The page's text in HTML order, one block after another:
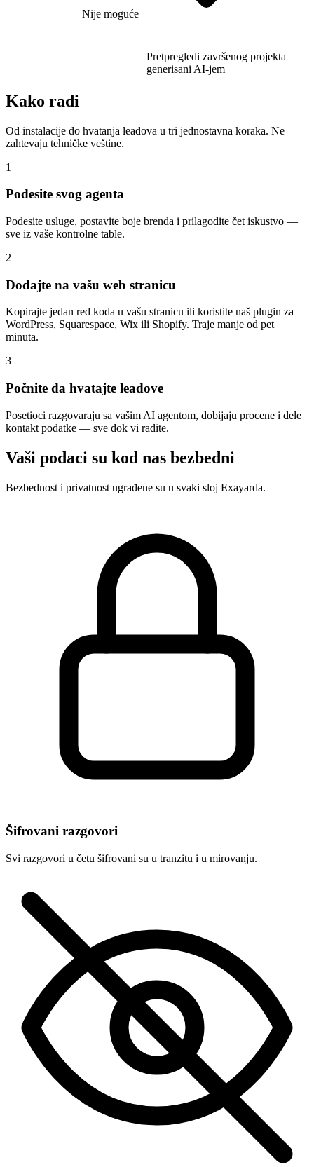
Nije moguće
Pretpregledi završenog projekta
generisani AI-jem
Kako radi
Od instalacije do hvatanja leadova u tri jednostavna koraka. Ne
zahtevaju tehničke veštine.
1
Podesite svog agenta
Podesite usluge, postavite boje brenda i prilagodite čet iskustvo —
sve iz vaše kontrolne table.
2
Dodajte na vašu web stranicu
Kopirajte jedan red koda u vašu stranicu ili koristite naš plugin za
WordPress, Squarespace, Wix ili Shopify. Traje manje od pet
minuta.
3
Počnite da hvatajte leadove
Posetioci razgovaraju sa vašim AI agentom, dobijaju procene i dele
kontakt podatke — sve dok vi radite.
Vaši podaci su kod nas bezbedni
Bezbednost i privatnost ugrađene su u svaki sloj Exayarda.
Šifrovani razgovori
Svi razgovori u četu šifrovani su u tranzitu i u mirovanju.